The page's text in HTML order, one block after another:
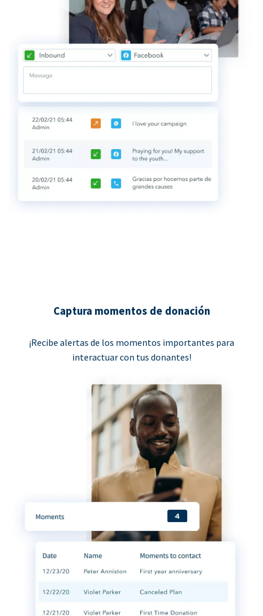
Captura momentos de donación
¡Recibe alertas de los momentos importantes para
interactuar con tus donantes!